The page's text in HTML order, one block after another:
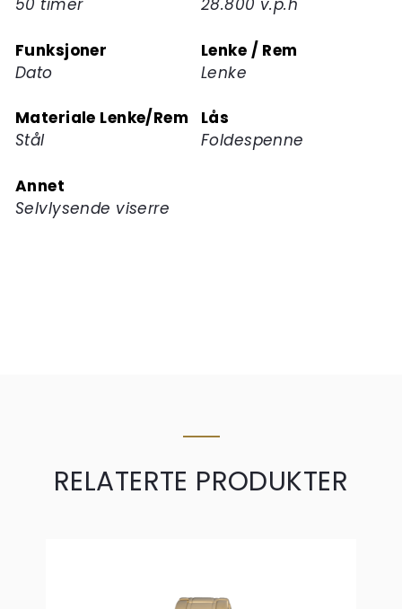
50 timer
28.800 v.p.h
Funksjoner
Dato
Lenke / Rem
Lenke
Materiale Lenke/Rem
Stål
Lås
Foldespenne
Annet
Selvlysende viserre
RELATERTE PRODUKTER